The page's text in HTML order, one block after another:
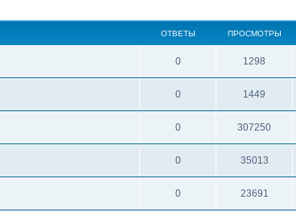
ОТВЕТЫ ПРОСМОТРЫ
0 1298
0 1449
0 307250
0 35013
0 23691